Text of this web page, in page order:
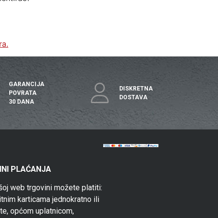
GARANCIJA
POVRATA
30 DANA
DISKRETNA
DOSTAVA
PLAĆANJA
web trgovini možete platiti:
karticama jednokratno ili
općom uplatnicom,